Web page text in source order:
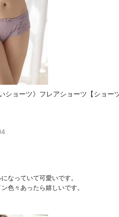
ショーツ》フレアショーツ【ショー
なっていて可愛いです。
色々あったら嬉しいです。